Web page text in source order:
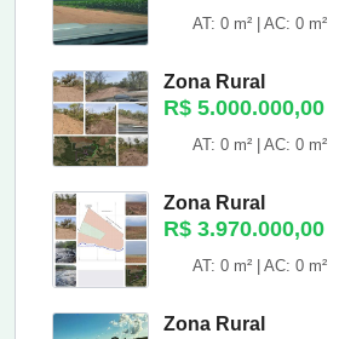
AT: 0 m² | AC: 0 m²
Zona Rural
R$ 5.000.000,00
AT: 0 m² | AC: 0 m²
Zona Rural
R$ 3.970.000,00
AT: 0 m² | AC: 0 m²
Zona Rural